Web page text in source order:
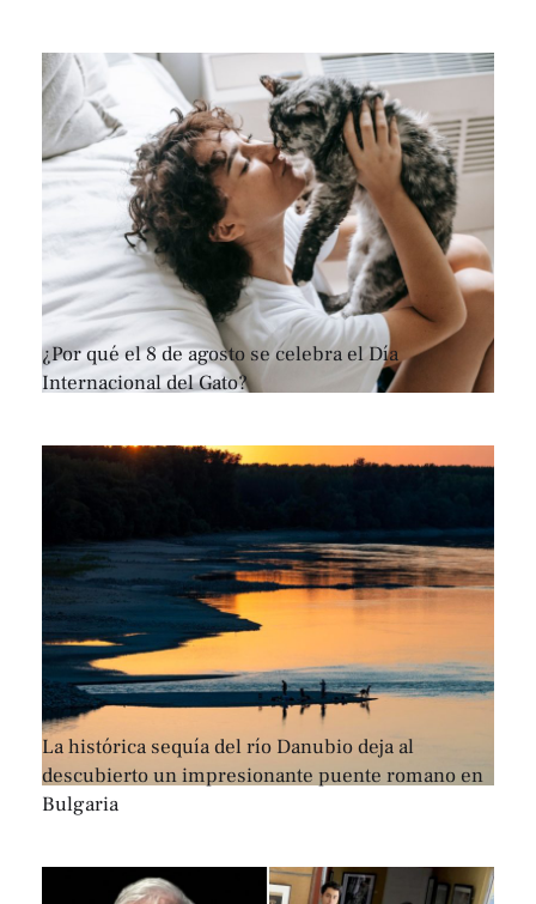
¿Por qué el 8 de agosto se celebra el Día
Internacional del Gato?
La histórica sequía del río Danubio deja al
descubierto un impresionante puente romano en
Bulgaria